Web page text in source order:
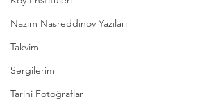
Nazim Nasreddinov Yazıları
Takvim
Sergilerim
Tarihi Fotoğraflar